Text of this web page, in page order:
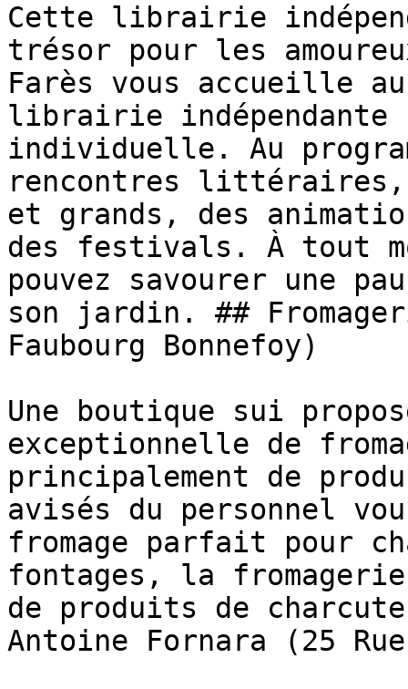
Cette librairie
trésor pour les
Farès vous accueille
librairie indépendante
individuelle. Au
rencontres
et grands, des
des festivals. À tout
pouvez savourer une
son jardin. ##
Faubourg Bonnefoy)
Une boutique sui
exceptionnelle de
principalement de
avisés du personnel
fromage parfait pour
fontages, la fromagerie
de produits de
Antoine Fornara (25